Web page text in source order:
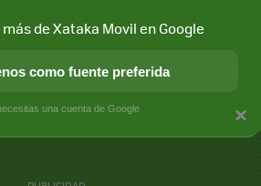
Y SOCIEDAD APLICACIONES
×
de Xataka Movil en Google
como fuente preferida
una cuenta de Google